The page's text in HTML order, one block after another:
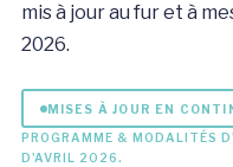
mis à jour au fur et à
2026.
MISES À JOUR EN
PROGRAMME & MODALITÉS
D'AVRIL 2026.